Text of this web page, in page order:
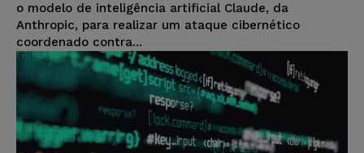
o modelo de inteligência artificial Claude, da
Anthropic, para realizar um ataque cibernético
coordenado contra...